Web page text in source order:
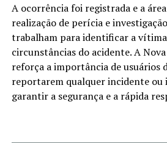
A ocorrência foi registrada e a
realização de perícia e
trabalham para identificar a vítima
circunstâncias do acidente. A
reforça a importância de usuários
reportarem qualquer incidente ou
garantir a segurança e a rápida